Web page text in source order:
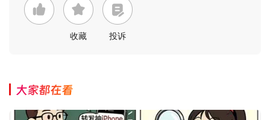
收藏 投诉
大家都在看